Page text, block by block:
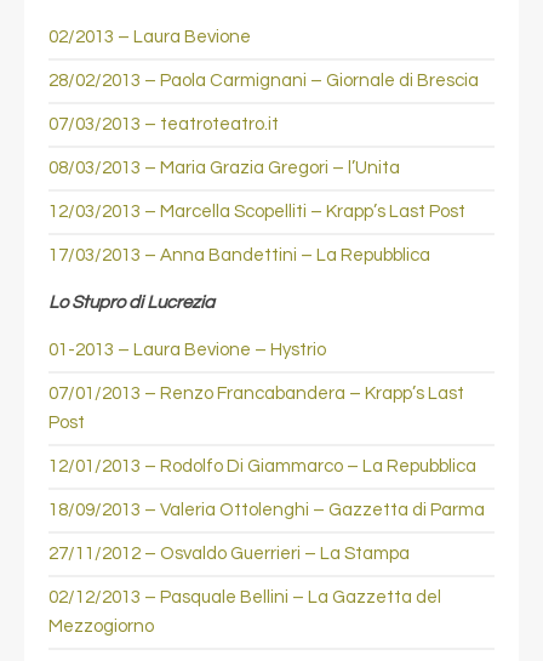
02/2013 – Laura Bevione
28/02/2013 – Paola Carmignani – Giornale di Brescia
07/03/2013 – teatroteatro.it
08/03/2013 – Maria Grazia Gregori – l’Unita
12/03/2013 – Marcella Scopelliti – Krapp’s Last Post
17/03/2013 – Anna Bandettini – La Repubblica
Lo Stupro di Lucrezia
01-2013 – Laura Bevione – Hystrio
07/01/2013 – Renzo Francabandera – Krapp’s Last
Post
12/01/2013 – Rodolfo Di Giammarco – La Repubblica
18/09/2013 – Valeria Ottolenghi – Gazzetta di Parma
27/11/2012 – Osvaldo Guerrieri – La Stampa
02/12/2013 – Pasquale Bellini – La Gazzetta del
Mezzogiorno